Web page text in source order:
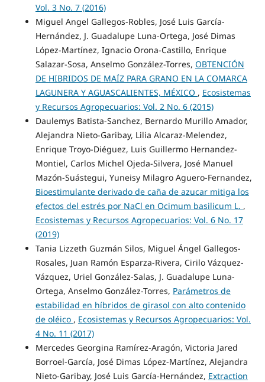
Vol. 3 No. 7 (2016)
Miguel Angel Gallegos-Robles, José Luis García-
Hernández, J. Guadalupe Luna-Ortega, José Dimas
López-Martínez, Ignacio Orona-Castillo, Enrique
Salazar-Sosa, Anselmo González-Torres, OBTENCIÓN
DE HIBRIDOS DE MAÍZ PARA GRANO EN LA COMARCA
LAGUNERA Y AGUASCALIENTES, MÉXICO , Ecosistemas
y Recursos Agropecuarios: Vol. 2 No. 6 (2015)
Daulemys Batista-Sanchez, Bernardo Murillo Amador,
Alejandra Nieto-Garibay, Lilia Alcaraz-Melendez,
Enrique Troyo-Diéguez, Luis Guillermo Hernandez-
Montiel, Carlos Michel Ojeda-Silvera, José Manuel
Mazón-Suástegui, Yuneisy Milagro Aguero-Fernandez,
Bioestimulante derivado de caña de azucar mitiga los
efectos del estrés por NaCl en Ocimum basilicum L. ,
Ecosistemas y Recursos Agropecuarios: Vol. 6 No. 17
(2019)
Tania Lizzeth Guzmán Silos, Miguel Ángel Gallegos-
Rosales, Juan Ramón Esparza-Rivera, Cirilo Vázquez-
Vázquez, Uriel González-Salas, J. Guadalupe Luna-
Ortega, Anselmo González-Torres, Parámetros de
estabilidad en híbridos de girasol con alto contenido
de oléico , Ecosistemas y Recursos Agropecuarios: Vol.
4 No. 11 (2017)
Mercedes Georgina Ramírez-Aragón, Victoria Jared
Borroel-García, José Dimas López-Martínez, Alejandra
Nieto-Garibay, José Luis García-Hernández, Extraction